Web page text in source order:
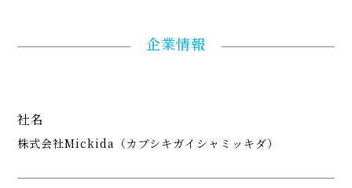
企業情報
社名
株式会社Mickida（カブシキガイシャミッキダ）